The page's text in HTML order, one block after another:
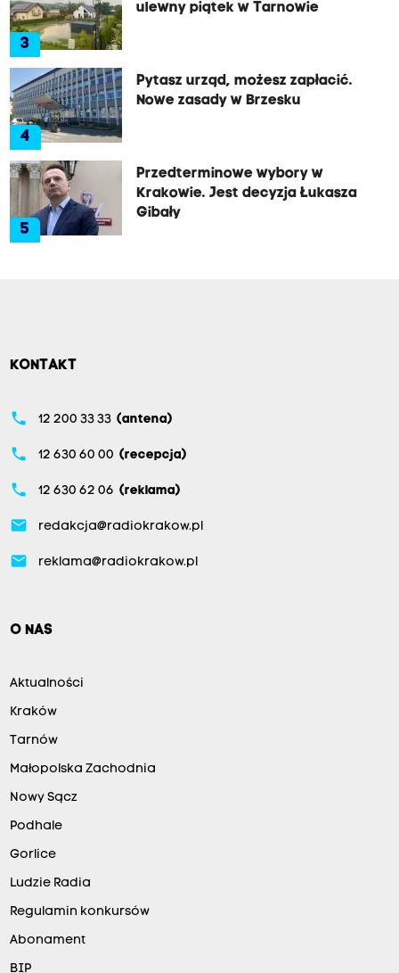
3
ulewny piątek w Tarnowie
4
Pytasz urząd, możesz zapłacić.
Nowe zasady w Brzesku
5
Przedterminowe wybory w
Krakowie. Jest decyzja Łukasza
Gibały
KONTAKT
phone 12 200 33 33 (antena)
phone 12 630 60 00 (recepcja)
phone 12 630 62 06 (reklama)
email redakcja@radiokrakow.pl
email reklama@radiokrakow.pl
O NAS
Aktualności
Kraków
Tarnów
Małopolska Zachodnia
Nowy Sącz
Podhale
Gorlice
Ludzie Radia
Regulamin konkursów
Abonament
BIP